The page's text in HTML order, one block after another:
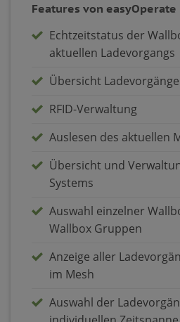
Features von easyOperate
Echtzeitstatus der
aktuellen Ladevorgangs
Übersicht Ladevorgänge
RFID-Verwaltung
Auslesen des aktuellen
Übersicht und
Systems
Auswahl einzelner
Wallbox Gruppen
Anzeige aller
im Mesh
Auswahl der